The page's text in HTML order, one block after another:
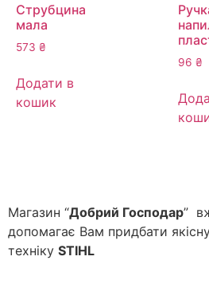
Струбцина
мала
573 ₴
Додати в
кошик
96 ₴
Магазин “Добрий Господар”
допомагає Вам придбати
техніку STIHL